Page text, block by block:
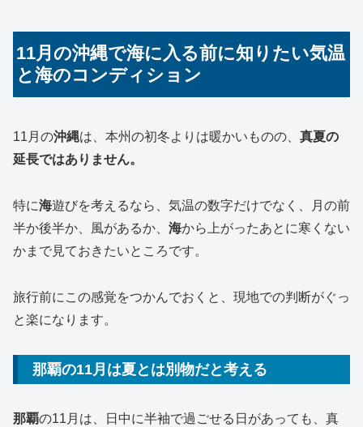
11月の沖縄で海に入る前に知りたい気温
と海のコンディション
11月の沖縄は、本州の初冬よりは暖かいものの、 真夏の
延長ではありません。
特に海遊びを考えるなら、気温の数字だけでなく、月の前
半か後半か、風があるか、 海から上がったあとに寒くない
かまで見ておきたいところです。
旅行前にこの感覚をつかんでおくと、現地での判断がぐっ
と楽になります。
那覇の11月は夏とは別物だと考える
那覇の11月は、日中に半袖で過ごせる日があっても、真